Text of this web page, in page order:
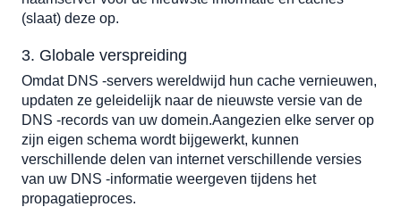
(slaat) deze op.
3. Globale verspreiding
Omdat DNS -servers wereldwijd hun cache vernieuwen,
updaten ze geleidelijk naar de nieuwste versie van de
DNS -records van uw domein.Aangezien elke server op
zijn eigen schema wordt bijgewerkt, kunnen
verschillende delen van internet verschillende versies
van uw DNS -informatie weergeven tijdens het
propagatieproces.